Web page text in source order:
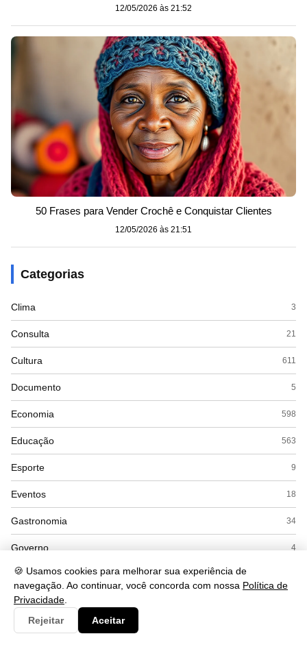
🍪 Usamos cookies para melhorar sua experiência de
navegação. Ao continuar, você concorda com nossa Política de
Privacidade
Rejeitar
Aceitar
12/05/2026 às 21:52
50 Frases para Vender Crochê e Conquistar Clientes
12/05/2026 às 21:51
Categorias
Clima 3
Consulta 21
Cultura 611
Documento 5
Economia 598
Educação 563
Esporte 9
Eventos 18
Gastronomia 34
Governo 4
Política
Saúde
Segurança